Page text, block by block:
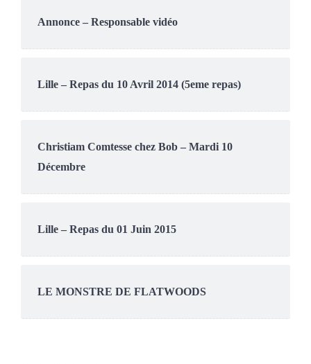
Annonce – Responsable vidéo
Lille – Repas du 10 Avril 2014 (5eme repas)
Christiam Comtesse chez Bob – Mardi 10
Décembre
Lille – Repas du 01 Juin 2015
LE MONSTRE DE FLATWOODS